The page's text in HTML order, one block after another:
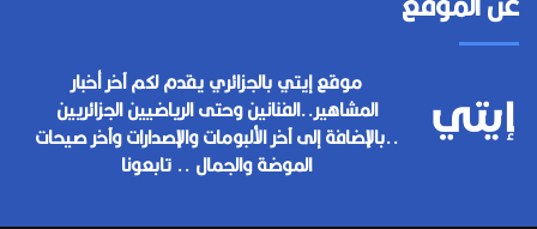
موقع إيتي بالجزائري يقدم لكم آخر أخبار
المشاهير..الفنانين وحتى الرياضيين الجزائريين
..بالإضافة إلى آخر الألبومات والإصدارات وآخر صيحات
الموضة والجمال .. تابعونا